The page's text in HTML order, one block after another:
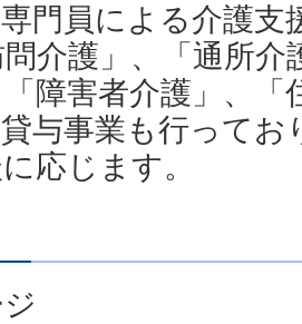
専門員による介護
問介護」、「通所
障害者介護」、
与事業も行って
応じます。